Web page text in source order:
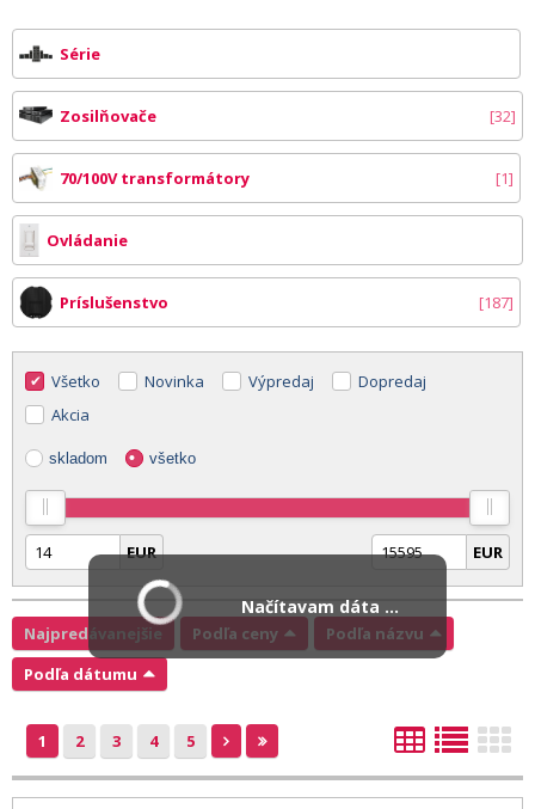
Série
Zosilňovače 32
70/100V transformátory 1
Ovládanie
Príslušenstvo 187
Všetko Novinka Výpredaj
Dopredaj
Akcia
skladom všetko
EUR EUR
Najpredávanejšie Podľa ceny
Podľa názvu
Podľa dátumu
1 2 3 4 5
Načítavam dáta ...